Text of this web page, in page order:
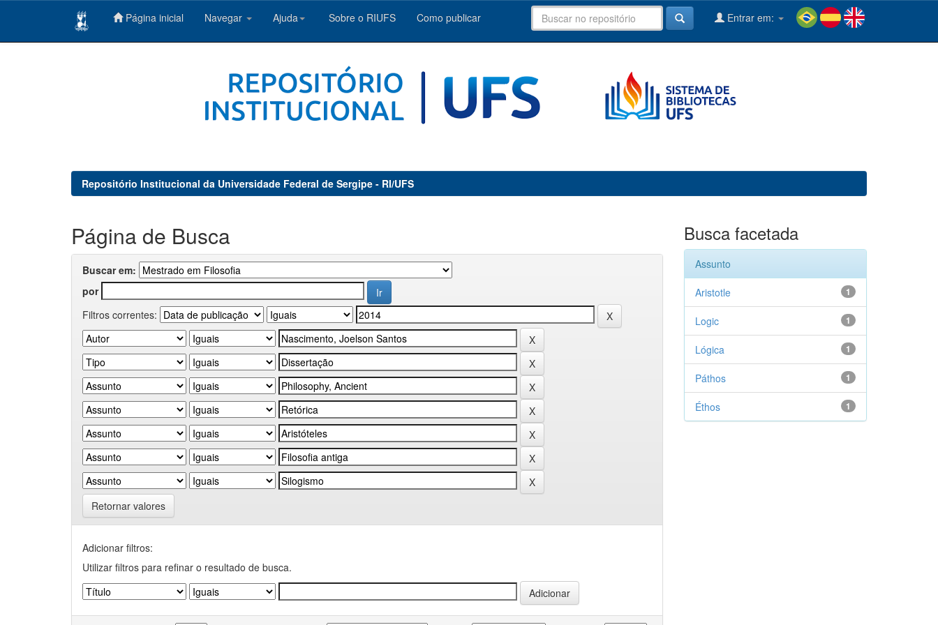
Página inicial Navegar Ajuda Sobre o RIUFS Como publicar Entrar em:
Repositório Institucional da Universidade Federal de Sergipe - RI/UFS
Página de Busca
Buscar em:
por
Filtros correntes:
Retornar valores
Adicionar filtros:
Utilizar filtros para refinar o resultado de busca.
Busca facetada
Assunto
1
Aristotle
1
Logic
1
Lógica
1
Páthos
1
Éthos